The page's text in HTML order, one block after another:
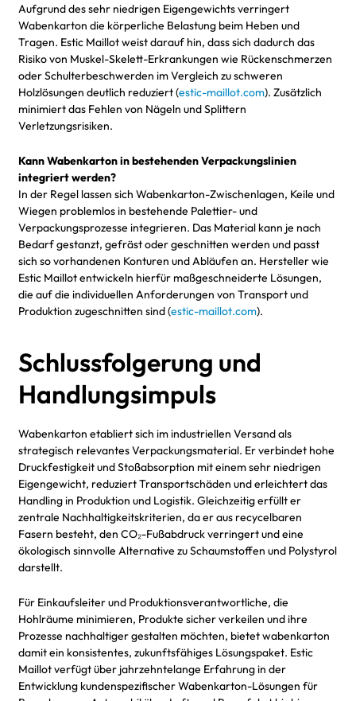
Aufgrund des sehr niedrigen Eigengewichts verringert
Wabenkarton die körperliche Belastung beim Heben und
Tragen. Estic Maillot weist darauf hin, dass sich dadurch das
Risiko von Muskel-Skelett-Erkrankungen wie Rückenschmerzen
oder Schulterbeschwerden im Vergleich zu schweren
Holzlösungen deutlich reduziert (estic-maillot.com). Zusätzlich
minimiert das Fehlen von Nägeln und Splittern
Verletzungsrisiken.
Kann Wabenkarton in bestehenden Verpackungslinien
integriert werden?
In der Regel lassen sich Wabenkarton-Zwischenlagen, Keile und
Wiegen problemlos in bestehende Palettier- und
Verpackungsprozesse integrieren. Das Material kann je nach
Bedarf gestanzt, gefräst oder geschnitten werden und passt
sich so vorhandenen Konturen und Abläufen an. Hersteller wie
Estic Maillot entwickeln hierfür maßgeschneiderte Lösungen,
die auf die individuellen Anforderungen von Transport und
Produktion zugeschnitten sind (estic-maillot.com).
Schlussfolgerung und
Handlungsimpuls
Wabenkarton etabliert sich im industriellen Versand als
strategisch relevantes Verpackungsmaterial. Er verbindet hohe
Druckfestigkeit und Stoßabsorption mit einem sehr niedrigen
Eigengewicht, reduziert Transportschäden und erleichtert das
Handling in Produktion und Logistik. Gleichzeitig erfüllt er
zentrale Nachhaltigkeitskriterien, da er aus recycelbaren
Fasern besteht, den CO₂-Fußabdruck verringert und eine
ökologisch sinnvolle Alternative zu Schaumstoffen und Polystyrol
darstellt.
Für Einkaufsleiter und Produktionsverantwortliche, die
Hohlräume minimieren, Produkte sicher verkeilen und ihre
Prozesse nachhaltiger gestalten möchten, bietet wabenkarton
damit ein konsistentes, zukunftsfähiges Lösungspaket. Estic
Maillot verfügt über jahrzehntelange Erfahrung in der
Entwicklung kundenspezifischer Wabenkarton-Lösungen für